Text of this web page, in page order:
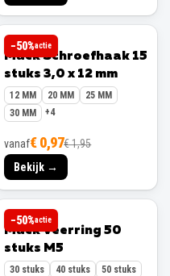
−50%actie
MACK
Mack Schroefhaak 15
stuks 3,0 x 12 mm
12 MM 20 MM
25 MM
30 MM
+4
vanaf€ 0,97€ 1,95
Bekijk →
−50%actie
MACK
Mack Veerring 50
stuks M5
30 stuks 40 stuks 50 stuks